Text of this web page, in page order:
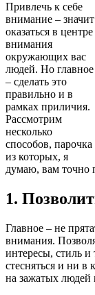
Привлечь к себе
внимание – значит
оказаться в центре
внимания
окружающих вас
людей. Но главное
– сделать это
правильно и в
рамках приличия.
Рассмотрим
несколько
способов, парочка
из которых, я
думаю, вам точно
1.
Главное – не
внимания.
интересы, стиль
стесняться и ни в
на зажатых людей